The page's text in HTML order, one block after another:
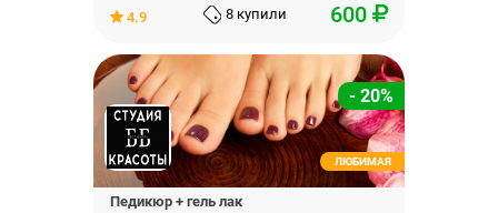
4.9 8 купили 600
- 20%
ЛЮБИМАЯ
Педикюр + гель лак